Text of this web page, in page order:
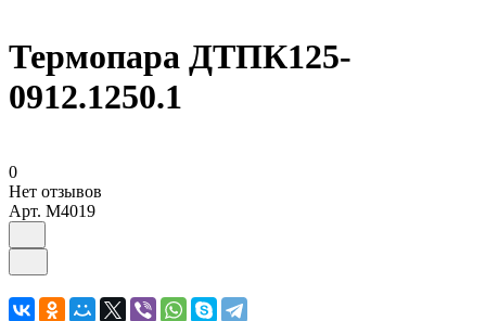
Термопара ДТПК125-
0912.1250.1
0
Нет отзывов
Арт. M4019